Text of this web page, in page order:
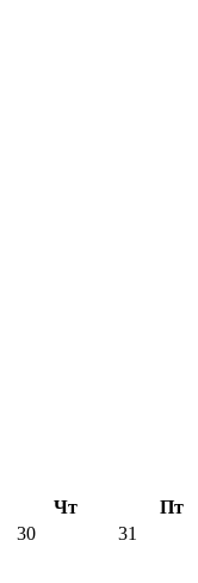
Чт
Пт
30 31